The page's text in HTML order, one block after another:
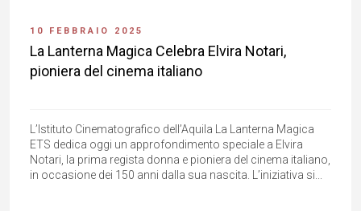
10 FEBBRAIO 2025
La Lanterna Magica Celebra Elvira Notari,
pioniera del cinema italiano
L’Istituto Cinematografico dell’Aquila La Lanterna Magica
ETS dedica oggi un approfondimento speciale a Elvira
Notari, la prima regista donna e pioniera del cinema italiano,
in occasione dei 150 anni dalla sua nascita. L’iniziativa si...